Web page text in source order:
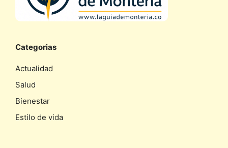
Categorias
Actualidad
Salud
Bienestar
Estilo de vida